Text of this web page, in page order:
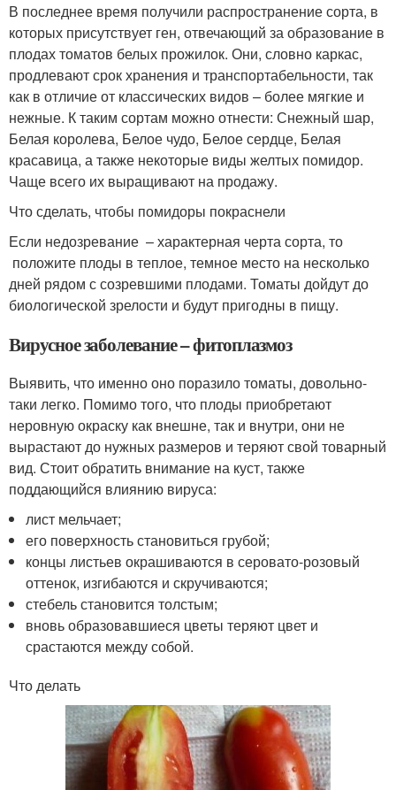
В последнее время получили распространение сорта, в
которых присутствует ген, отвечающий за образование в
плодах томатов белых прожилок. Они, словно каркас,
продлевают срок хранения и транспортабельности, так
как в отличие от классических видов – более мягкие и
нежные. К таким сортам можно отнести: Снежный шар,
Белая королева, Белое чудо, Белое сердце, Белая
красавица, а также некоторые виды желтых помидор.
Чаще всего их выращивают на продажу.
Что сделать, чтобы помидоры покраснели
Если недозревание – характерная черта сорта, то
положите плоды в теплое, темное место на несколько
дней рядом с созревшими плодами. Томаты дойдут до
биологической зрелости и будут пригодны в пищу.
Вирусное заболевание – фитоплазмоз
Выявить, что именно оно поразило томаты, довольно-
таки легко. Помимо того, что плоды приобретают
неровную окраску как внешне, так и внутри, они не
вырастают до нужных размеров и теряют свой товарный
вид. Стоит обратить внимание на куст, также
поддающийся влиянию вируса:
лист мельчает;
его поверхность становиться грубой;
концы листьев окрашиваются в серовато-розовый
оттенок, изгибаются и скручиваются;
стебель становится толстым;
вновь образовавшиеся цветы теряют цвет и
срастаются между собой.
Что делать